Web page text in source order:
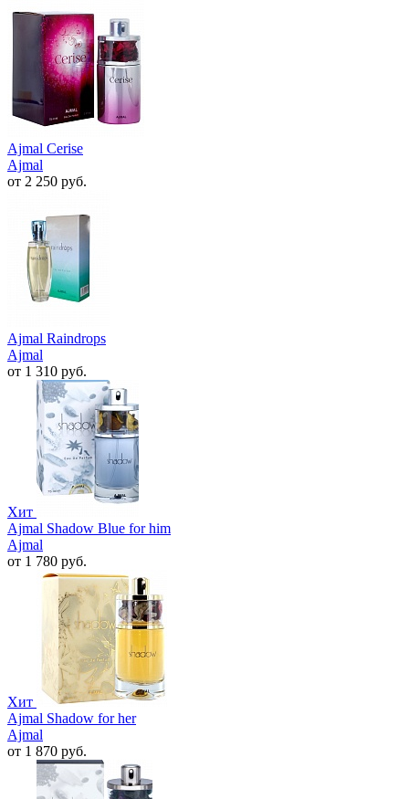
Ajmal Cerise
Ajmal
от 2 250 руб.
Ajmal Raindrops
Ajmal
от 1 310 руб.
Хит
Ajmal Shadow Blue for him
Ajmal
от 1 780 руб.
Хит
Ajmal Shadow for her
Ajmal
от 1 870 руб.